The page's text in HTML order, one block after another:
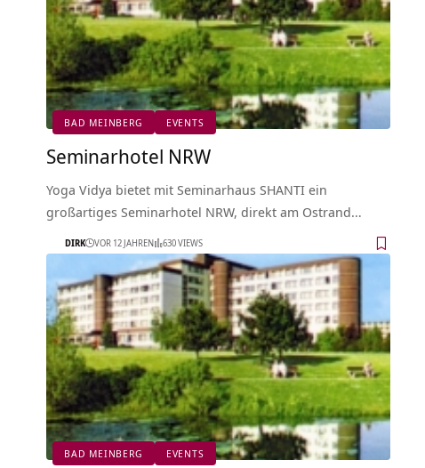
BAD MEINBERG EVENTS
Seminarhotel NRW
Yoga Vidya bietet mit Seminarhaus SHANTI ein
großartiges Seminarhotel NRW, direkt am Ostrand…
DIRK VOR 12 JAHREN 630 VIEWS
BAD MEINBERG EVENTS